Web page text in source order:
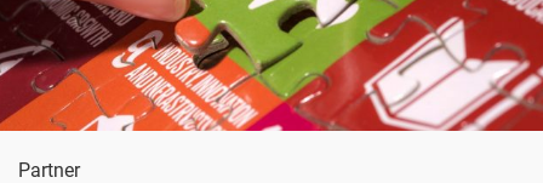
Partner